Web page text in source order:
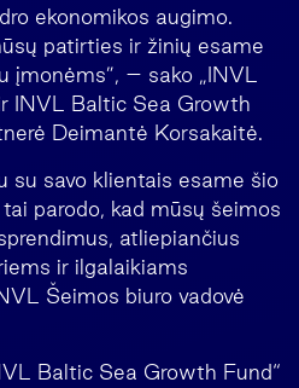
ekonomikos augimo.
patirties ir žinių esame
– sako „INVL
INVL Baltic Sea Growth
Deimantė Korsakaitė.
su savo klientais esame šio
parodo, kad mūsų šeimos
atliepiančius
ir ilgalaikiams
Šeimos biuro vadovė
Baltic Sea Growth Fund“